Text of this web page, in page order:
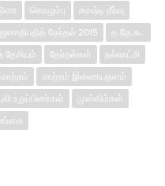
கொழும்பு
சமஷ்டி தீர்வு
ஜனாதிபதித் தேர்தல் 2015
த.தே.கூ.
தேசியம் தேர்தல்கள்
நல்லாட்சி
மாற்றம்
மாற்றம் இணையதளம்
உறுப்பினர்கள்
முஸ்லிம்கள்